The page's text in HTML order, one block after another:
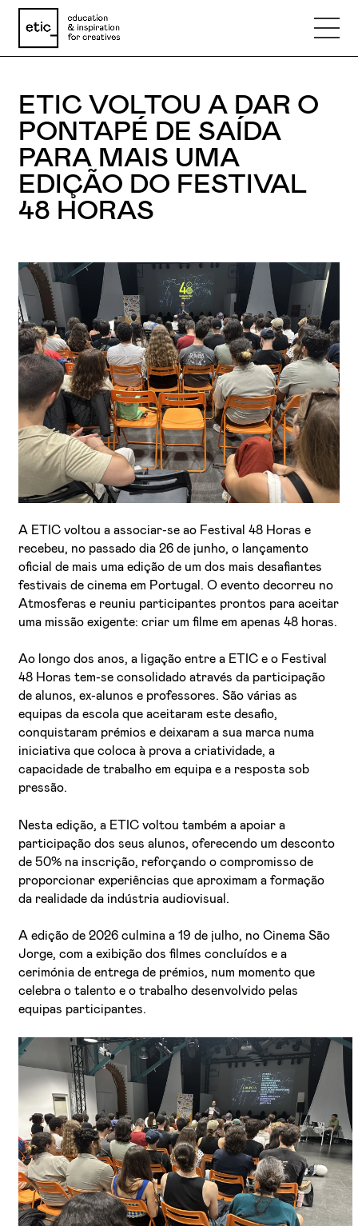
Nome
Email
Telefone
Motivo
Mensagem
Aceito receber emails sobre novidades da ETIC
ETIC VOLTOU A DAR O
PONTAPÉ DE SAÍDA
PARA MAIS UMA
EDIÇÃO DO FESTIVAL
48 HORAS
A ETIC voltou a associar-se ao Festival 48 Horas e
recebeu, no passado dia 26 de junho, o lançamento
oficial de mais uma edição de um dos mais desafiantes
festivais de cinema em Portugal. O evento decorreu no
Atmosferas e reuniu participantes prontos para aceitar
uma missão exigente: criar um filme em apenas 48 horas.
Ao longo dos anos, a ligação entre a ETIC e o Festival
48 Horas tem-se consolidado através da participação
de alunos, ex-alunos e professores. São várias as
equipas da escola que aceitaram este desafio,
conquistaram prémios e deixaram a sua marca numa
iniciativa que coloca à prova a criatividade, a
capacidade de trabalho em equipa e a resposta sob
pressão.
Nesta edição, a ETIC voltou também a apoiar a
participação dos seus alunos, oferecendo um desconto
de 50% na inscrição, reforçando o compromisso de
proporcionar experiências que aproximam a formação
da realidade da indústria audiovisual.
A edição de 2026 culmina a 19 de julho, no Cinema São
Jorge, com a exibição dos filmes concluídos e a
cerimónia de entrega de prémios, num momento que
celebra o talento e o trabalho desenvolvido pelas
equipas participantes.